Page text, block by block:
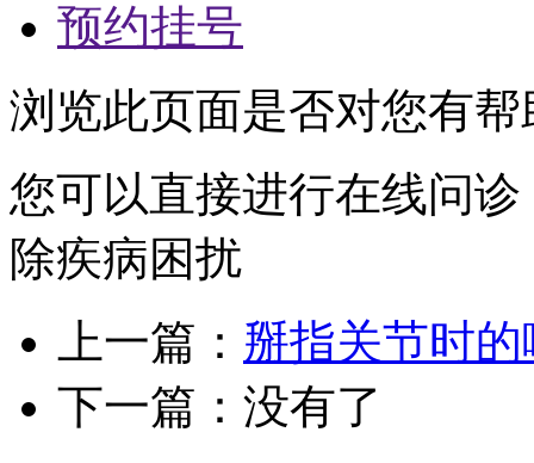
预约挂号
浏览此页面是否对您有帮
您可以直接进行在线问
除疾病困扰
上一篇： 掰指关节时
下一篇：没有了